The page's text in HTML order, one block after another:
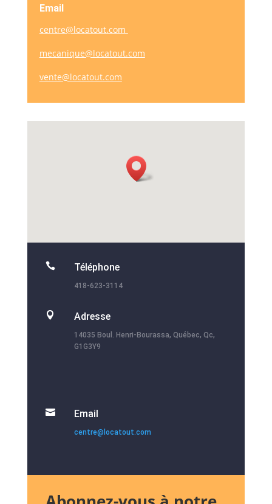
Email
centre@locatout.com
mecanique@locatout.com
vente@locatout.com
 Téléphone
418-623-3114
 Adresse
14035 Boul. Henri-Bourassa, Québec, Qc,
G1G3Y9
 Email
centre@locatout.com